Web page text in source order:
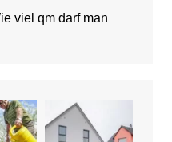
viel qm darf man